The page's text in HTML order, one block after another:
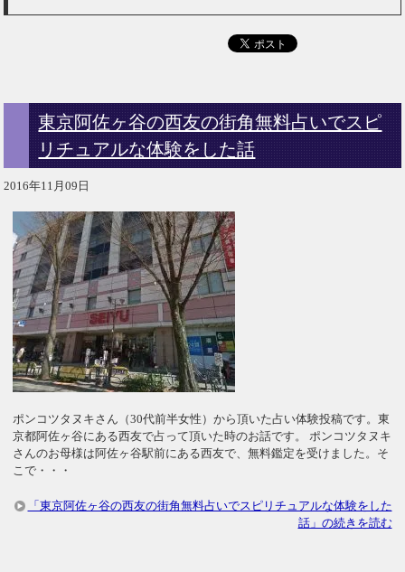
東京阿佐ヶ谷の西友の街角無料占いでスピ
リチュアルな体験をした話
2016年11月09日
ポンコツタヌキさん（30代前半女性）から頂いた占い体験投稿です。東
京都阿佐ヶ谷にある西友で占って頂いた時のお話です。 ポンコツタヌキ
さんのお母様は阿佐ヶ谷駅前にある西友で、無料鑑定を受けました。そ
こで・・・
「東京阿佐ヶ谷の西友の街角無料占いでスピリチュアルな体験をした
話」の続きを読む